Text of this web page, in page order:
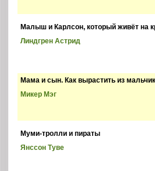
Малыш и Карлсон, который живёт на
Линдгрен Астрид
Мама и сын. Как вырастить из
Микер Мэг
Муми-тролли и пираты
Янссон Туве